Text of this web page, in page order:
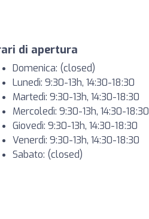
di apertura
Domenica: (closed)
Lunedì: 9:30-13h, 14:30-18:30
Martedì: 9:30-13h, 14:30-18:30
Mercoledì: 9:30-13h, 14:30-18:30
Giovedì: 9:30-13h, 14:30-18:30
Venerdì: 9:30-13h, 14:30-18:30
Sabato: (closed)